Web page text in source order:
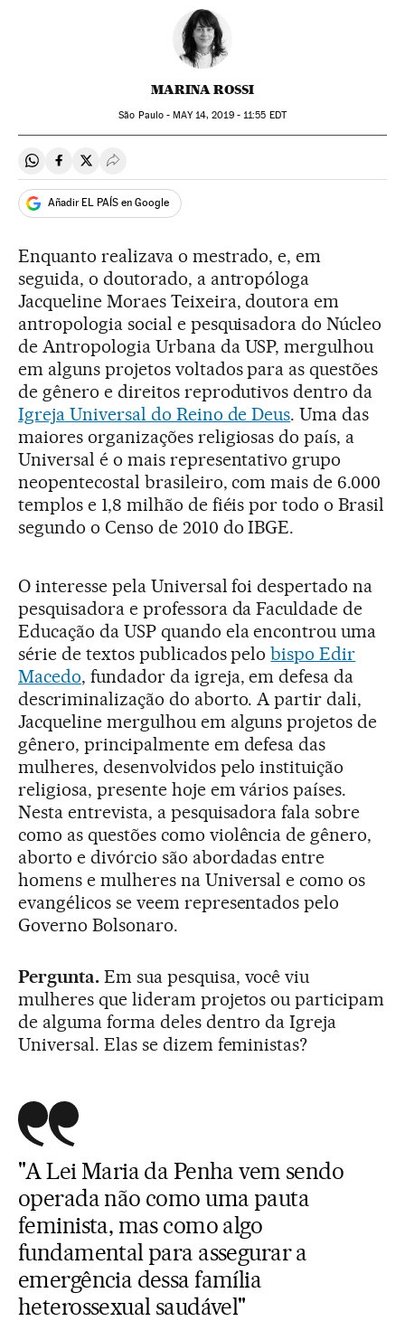
MARINA ROSSI
São Paulo -MAY14, 2019 - 11:55 EDT
Compartir en Whatsapp
Compartir en Facebook
Compartir en Twitter
Desplegar Redes Sociales
Añadir EL PAÍS en Google
Enquanto realizava o mestrado, e, em
seguida, o doutorado, a antropóloga
Jacqueline Moraes Teixeira, doutora em
antropologia social e pesquisadora do Núcleo
de Antropologia Urbana da USP, mergulhou
em alguns projetos voltados para as questões
de gênero e direitos reprodutivos dentro da
Igreja Universal do Reino de Deus. Uma das
maiores organizações religiosas do país, a
Universal é o mais representativo grupo
neopentecostal brasileiro, com mais de 6.000
templos e 1,8 milhão de fiéis por todo o Brasil
segundo o Censo de 2010 do IBGE.
O interesse pela Universal foi despertado na
pesquisadora e professora da Faculdade de
Educação da USP quando ela encontrou uma
série de textos publicados pelobispo Edir
Macedo, fundador da igreja, em defesa da
descriminalização do aborto. A partir dali,
Jacqueline mergulhou em alguns projetos de
gênero, principalmente em defesa das
mulheres, desenvolvidos pelo instituição
religiosa, presente hoje em vários países.
Nesta entrevista, a pesquisadora fala sobre
como as questões como violência de gênero,
aborto e divórcio são abordadas entre
homens e mulheres na Universal e como os
evangélicos se veem representados pelo
Governo Bolsonaro.
Pergunta.Em sua pesquisa, você viu
mulheres que lideram projetos ou participam
de alguma forma deles dentro da Igreja
Universal. Elas se dizem feministas?
"A Lei Maria da Penha vem sendo
operada não como uma pauta
feminista, mas como algo
fundamental para assegurar a
emergência dessa família
heterossexual saudável"